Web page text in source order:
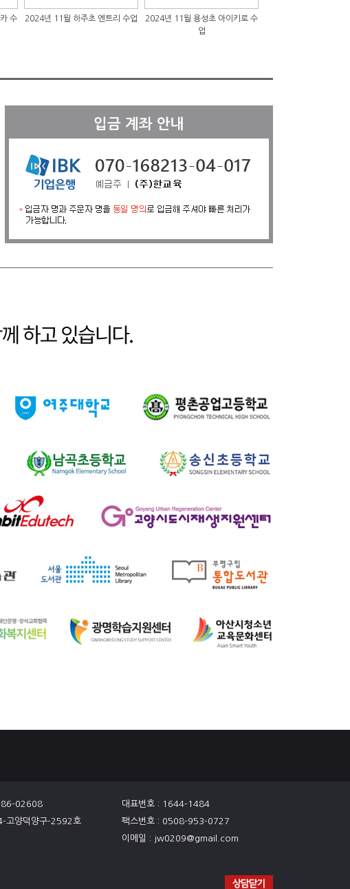
년 11월 하주초 엔트리 수업
2024년 11월 용성초 아이키로 수
2024년 11월 중촌초 코딩드론
86-02608
고양덕양구-2592호
대표번호 : 1644-1484
팩스번호 : 0508-953-0727
이메일 : jw0209@gmail.com